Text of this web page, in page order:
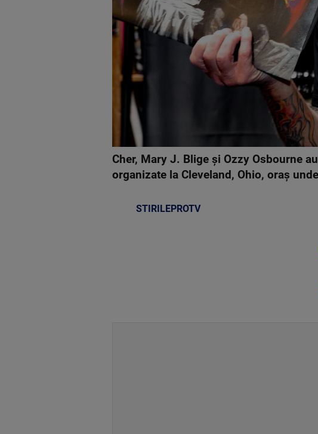
Cher, Mary J. Blige şi Ozzy Osbourne
organizate la Cleveland, Ohio, oraş
STIRILEPROTV